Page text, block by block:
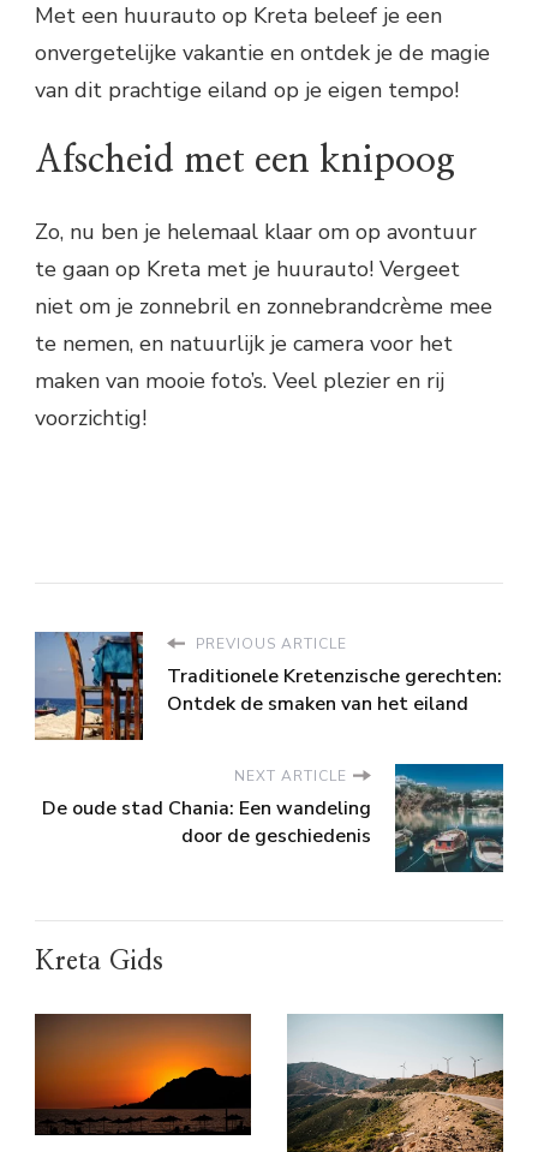
Met een huurauto op Kreta beleef je een
onvergetelijke vakantie en ontdek je de magie
van dit prachtige eiland op je eigen tempo!
Afscheid met een knipoog
Zo, nu ben je helemaal klaar om op avontuur
te gaan op Kreta met je huurauto! Vergeet
niet om je zonnebril en zonnebrandcrème mee
te nemen, en natuurlijk je camera voor het
maken van mooie foto’s. Veel plezier en rij
voorzichtig!
PREVIOUS ARTICLE
Traditionele Kretenzische gerechten:
Ontdek de smaken van het eiland
NEXT ARTICLE
De oude stad Chania: Een wandeling
door de geschiedenis
Kreta Gids